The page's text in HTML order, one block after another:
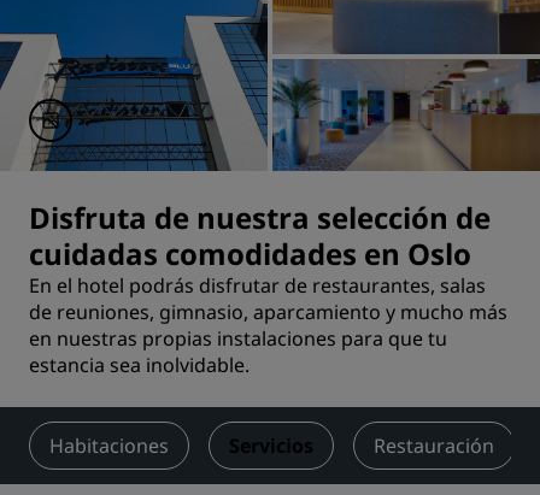
Disfruta de nuestra selección de
cuidadas comodidades en Oslo
En el hotel podrás disfrutar de restaurantes, salas
de reuniones, gimnasio, aparcamiento y mucho más
en nuestras propias instalaciones para que tu
estancia sea inolvidable.
Habitaciones Servicios Restauración